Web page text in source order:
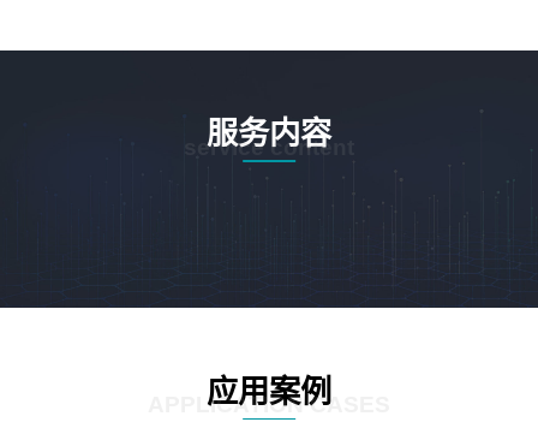
服务内容
service content
应用案例
APPLICATION CASES